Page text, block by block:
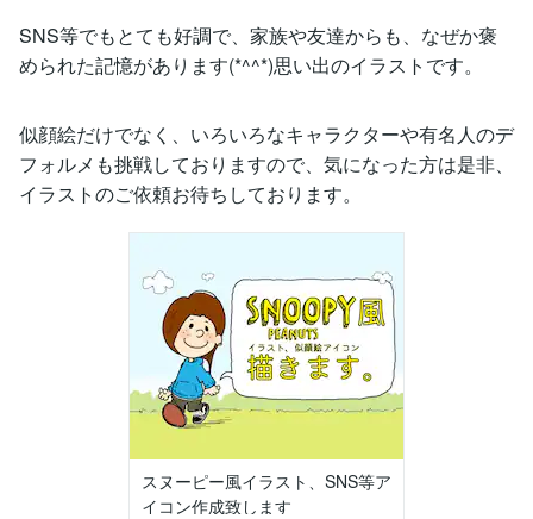
SNS等でもとても好調で、家族や友達からも、なぜか褒
められた記憶があります(*^^*)思い出のイラストです。
似顔絵だけでなく、いろいろなキャラクターや有名人のデ
フォルメも挑戦しておりますので、気になった方は是非、
イラストのご依頼お待ちしております。
スヌーピー風イラスト、SNS等ア
イコン作成致します